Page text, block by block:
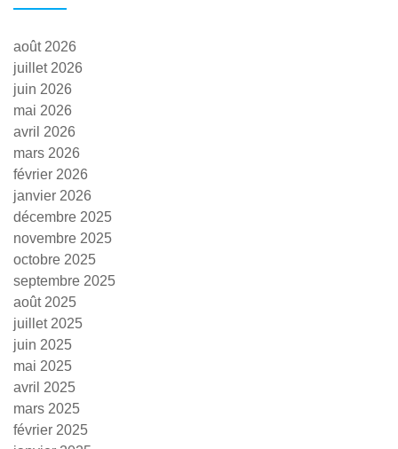
août 2026
juillet 2026
juin 2026
mai 2026
avril 2026
mars 2026
février 2026
janvier 2026
décembre 2025
novembre 2025
octobre 2025
septembre 2025
août 2025
juillet 2025
juin 2025
mai 2025
avril 2025
mars 2025
février 2025